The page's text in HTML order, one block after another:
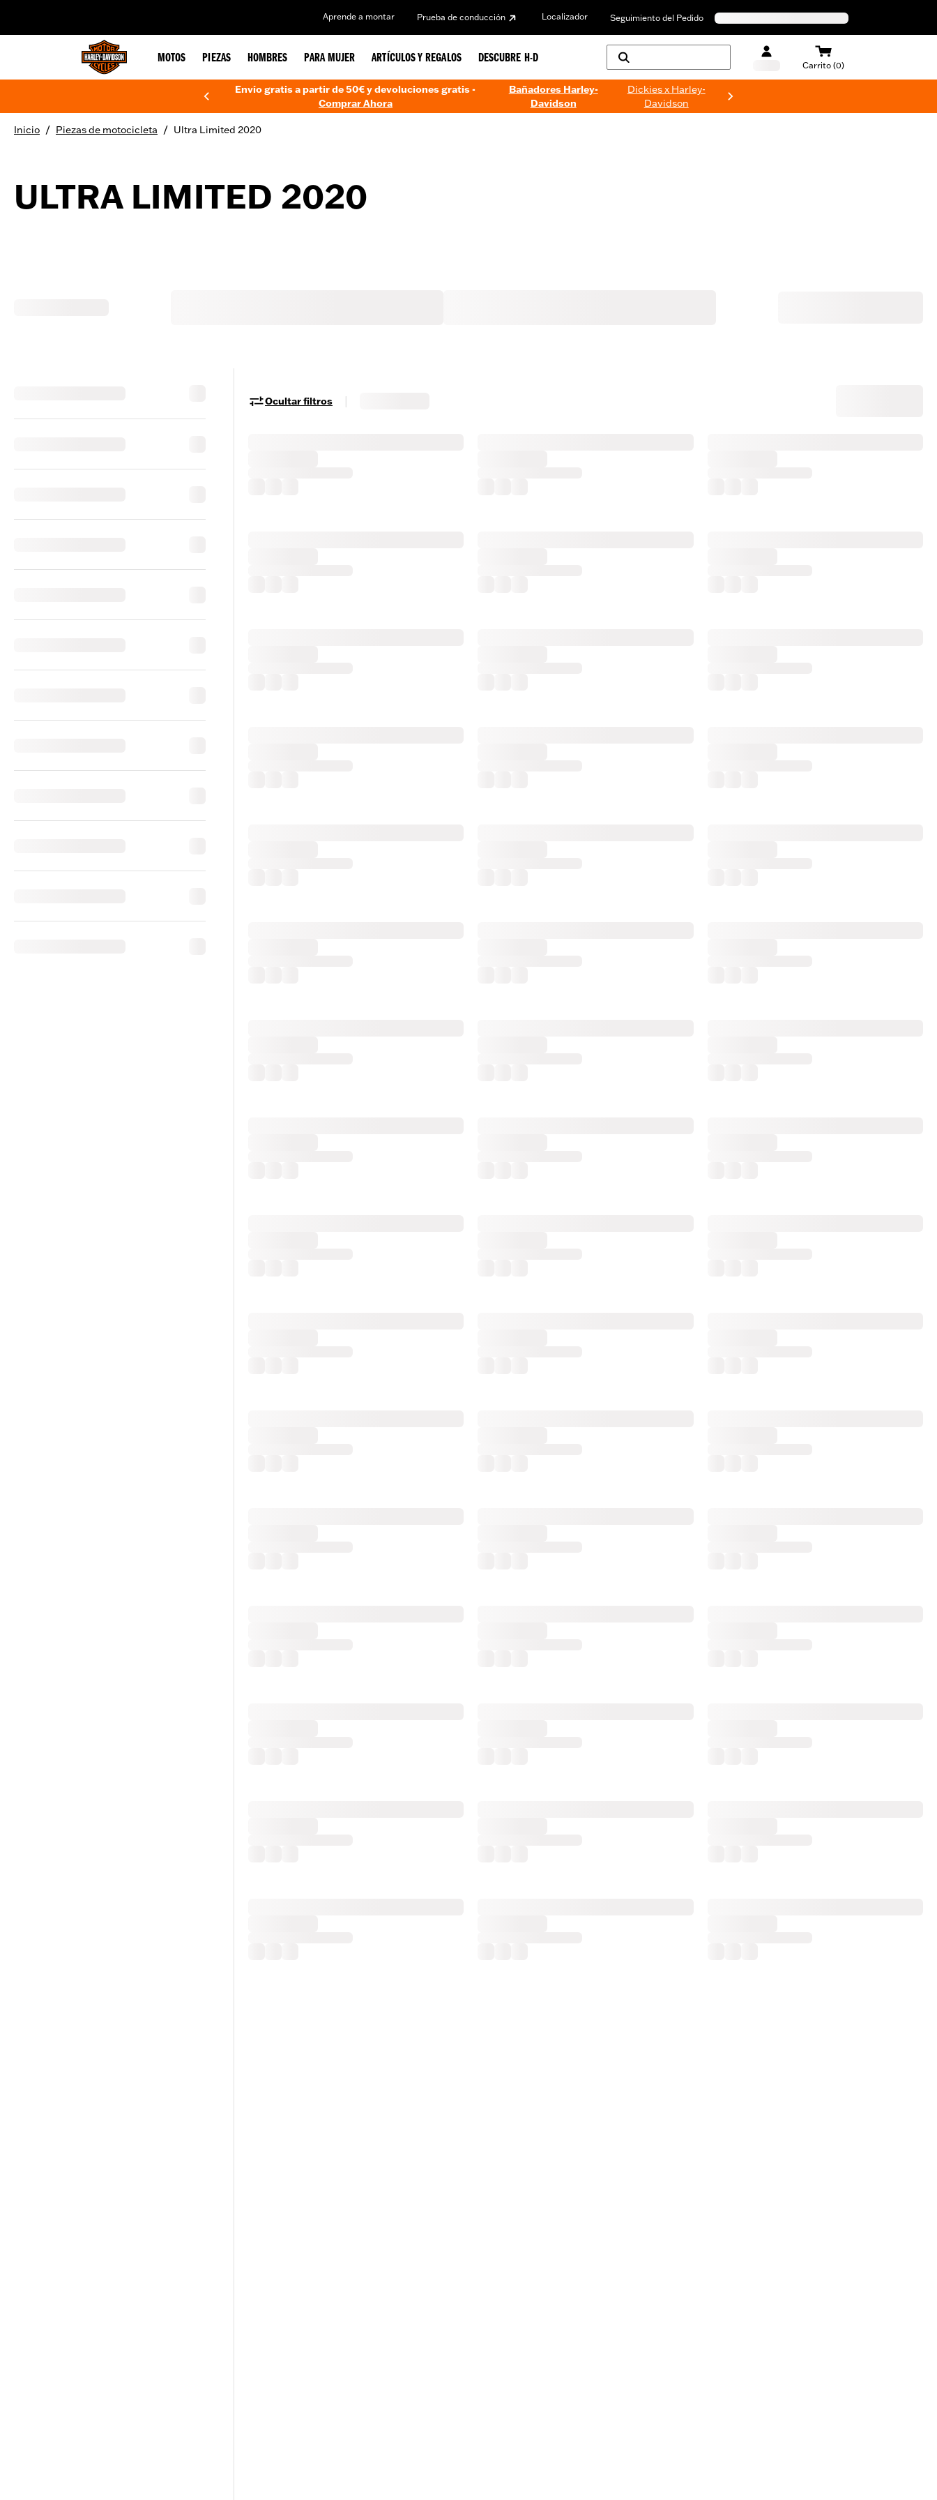
Aprende a montar Prueba de conducción Localizador Seguimiento del Pedido
MOTOS PIEZAS HOMBRES PARA MUJER ARTÍCULOS Y REGALOS DESCUBRE H-D
Carrito (0)
Envío gratis a partir de 50€ y devoluciones gratis -
Comprar Ahora
Bañadores Harley-
Davidson
Dickies x Harley-
Davidson
Inicio / Piezas de motocicleta / Ultra Limited 2020
ULTRA LIMITED 2020
Ocultar filtros